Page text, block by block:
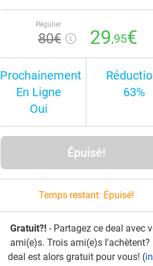
Régulier
80€ 29,95€
Prochainement
En Ligne
Oui
63%
Épuisé!
Temps restant: Épuisé!
Gratuit?! - Partagez ce deal avec
ami(e)s. Trois ami(e)s l'achètent?
deal est alors gratuit pour vous! (